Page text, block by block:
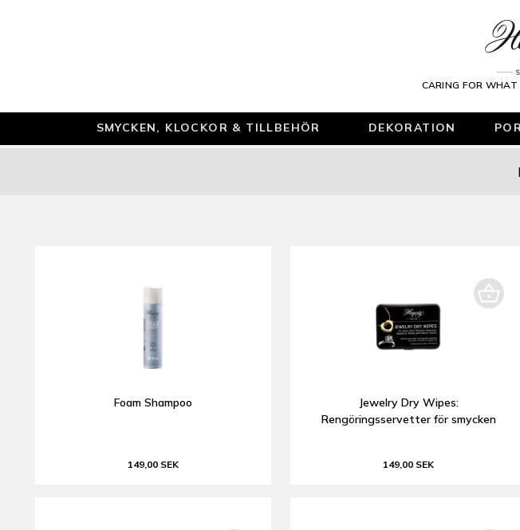
CARING FOR
SMYCKEN, KLOCKOR & TILLBEHÖR DEKORATION
Foam Shampoo
149,00 SEK
Jewelry Dry Wipes:
Rengöringsservetter för smycken
149,00 SEK